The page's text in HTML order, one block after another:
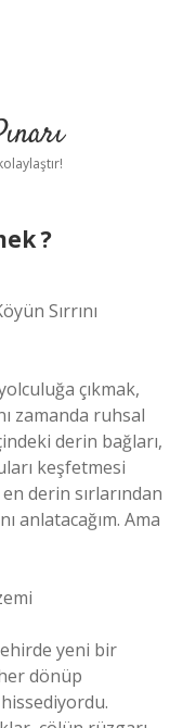
?
Sırrını
çıkmak,
zamanda ruhsal
derin bağları,
keşfetmesi
derin sırlarından
anlatacağım. Ama
yeni bir
dönüp